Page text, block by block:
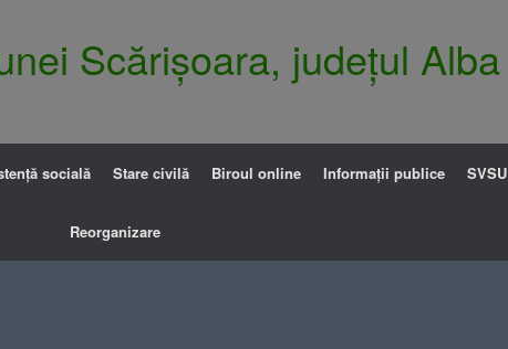
Scărișoara, județul Alba
socială Stare civilă Biroul online Informații publice SVSU
Reorganizare